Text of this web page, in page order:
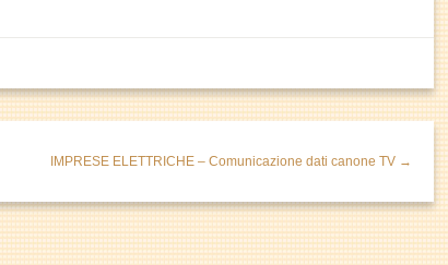
IMPRESE ELETTRICHE – Comunicazione dati canone TV →